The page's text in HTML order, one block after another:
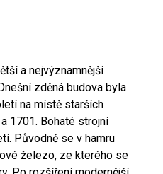
a nejvýznamnější
zděná budova byla
na místě starších
1701. Bohaté strojní
Původně se v hamru
železo, ze kterého se